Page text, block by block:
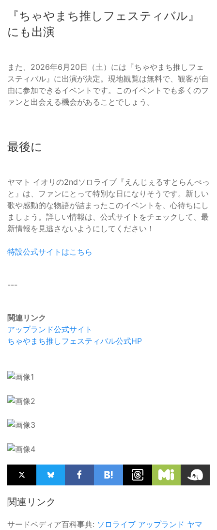
『ちゃやまち推しフェスティバル』
にも出演
また、2026年6月20日（土）には『ちゃやまち推しフェ
スティバル』に出演が決定。現地観覧は無料で、観客が自
由に参加できるイベントです。このイベントでも多くのフ
ァンと出会える機会があることでしょう。
最後に
ヤマト イオリの2ndソロライブ『えんじぇるすとらんぺっ
と』は、ファンにとって特別な日になりそうです。新しい
歌や感動的な物語が詰まったこのイベントを、心待ちにし
ましょう。詳しい情報は、公式サイトをチェックして、最
新情報を見逃さないようにしてください！
特設公式サイトはこちら
---
関連リンク
アップランド公式サイト
ちゃやまち推しフェスティバル公式HP
関連リンク
サードペディア百科事典: ソロライブ アップランド ヤマ